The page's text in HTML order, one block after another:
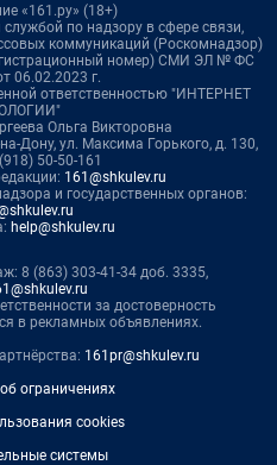
«161.ру» (18+)
по надзору в сфере связи,
коммуникаций (Роскомнадзор)
номер) СМИ ЭЛ № ФС
06.02.2023 г.
ответственностью "ИНТЕРНЕТ
Ольга Викторовна
Дону, ул. Максима Горького, д. 130,
50-50-161
161@shkulev.ru
и государственных органов:
help@shkulev.ru
8 (863) 303-41-34 доб. 3335,
за достоверность
в рекламных объявлениях.
161pr@shkulev.ru
ограничениях
cookies
системы